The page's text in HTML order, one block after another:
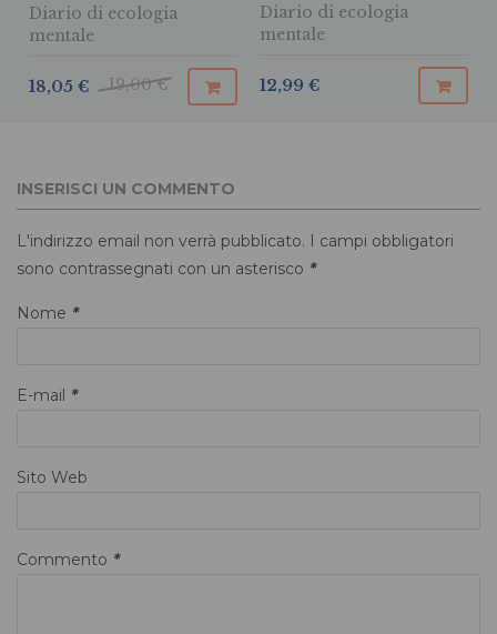
Diario di ecologia
mentale
19,00 €
18,05 €
Diario di ecologia
mentale
12,99 €
INSERISCI UN COMMENTO
L'indirizzo email non verrà pubblicato. I campi obbligatori
sono contrassegnati con un asterisco *
Nome *
E-mail *
Sito Web
Commento *